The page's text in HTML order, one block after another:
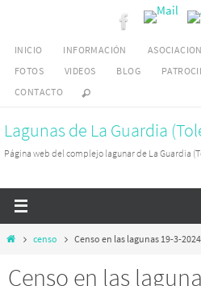
contenido
INICIO INFORMACIÓN ASOCIACION
FOTOS
VIDEOS BLOG
CONTACTO
Lagunas de La Guardia
Página web del complejo lagunar de La Guardia
Iniciocenso Censo en las lagunas 19-3-2024
Censo en las